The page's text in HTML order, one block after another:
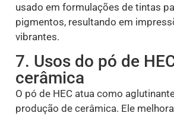
usado em formulações de tintas
pigmentos, resultando em
vibrantes.
7. Usos do pó de
cerâmica
O pó de HEC atua como
produção de cerâmica. Ele